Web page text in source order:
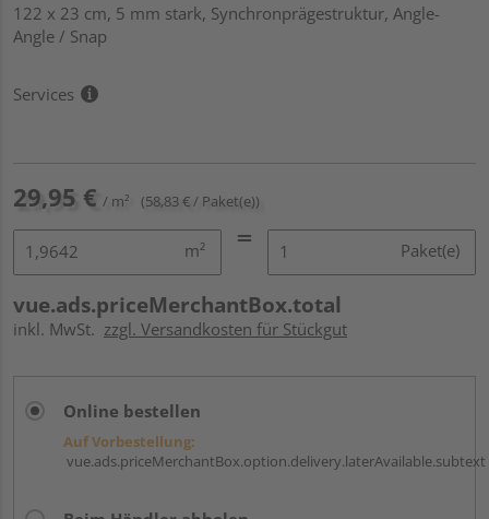
122 x 23 cm, 5 mm stark, Synchronprägestruktur, Angle-
Angle / Snap
Services
29,95 € / m² (58,83 € / Paket(e))
m² Paket(e)
vue.ads.priceMerchantBox.total
inkl. MwSt. zzgl. Versandkosten für Stückgut
Online bestellen
Auf Vorbestellung:
vue.ads.priceMerchantBox.option.delivery.laterAvailable.subtext